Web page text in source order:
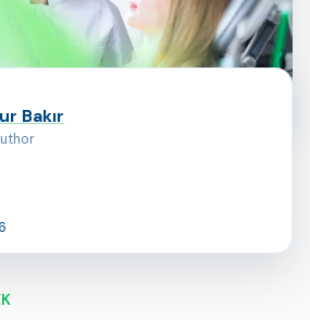
Bakır